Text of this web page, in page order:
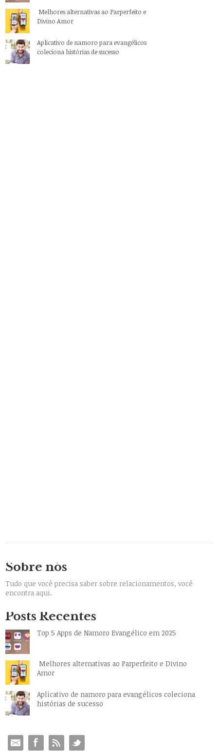
Melhores alternativas ao Parperfeito e
Divino Amor
Aplicativo de namoro para evangélicos
coleciona histórias de sucesso
Sobre nós
Tudo que você precisa saber sobre relacionamentos, você
encontra aqui.
Posts Recentes
Top 5 Apps de Namoro Evangélico em 2025
Melhores alternativas ao Parperfeito e Divino
Amor
Aplicativo de namoro para evangélicos coleciona
histórias de sucesso